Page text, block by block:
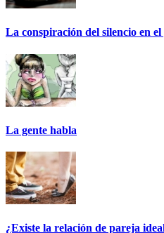
La conspiración del silencio en
La gente habla
¿Existe la relación de pareja